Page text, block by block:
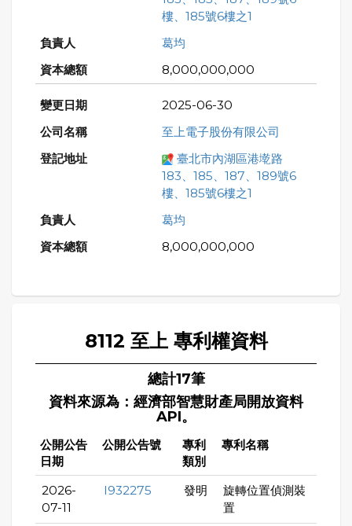
樓、185號6樓之1
葛均
8,000,000,000
2025-06-30
至上電子股份有限公司
臺北市內湖區港墘路
183、185、187、189號6
樓、185號6樓之1
葛均
8,000,000,000
8112 至上 專利權資料
總計17筆
資料來源為：經濟部智慧財產局開放資料
API。
公開公告
日期
公開公告號
專利
類別
專利名稱
2026-
07-11
I932275 發明
旋轉位置偵測裝
置